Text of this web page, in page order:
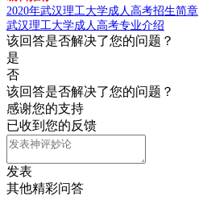
2020年武汉理工大学成人高考招生简章
武汉理工大学成人高考专业介绍
该回答是否解决了您的问题？
是
否
该回答是否解决了您的问题？
感谢您的支持
已收到您的反馈
发表
其他精彩问答